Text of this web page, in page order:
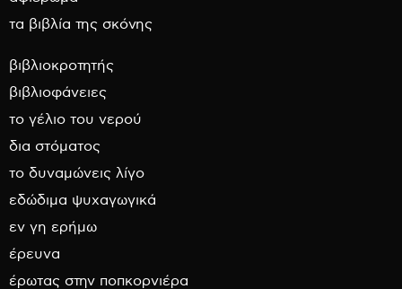
τα βιβλία της σκόνης
βιβλιοκροτητής
βιβλιοφάνειες
το γέλιο του νερού
δια στόματος
το δυναμώνεις λίγο
εδώδιμα ψυχαγωγικά
εν γη ερήμω
έρευνα
έρωτας στην ποπκορνιέρα